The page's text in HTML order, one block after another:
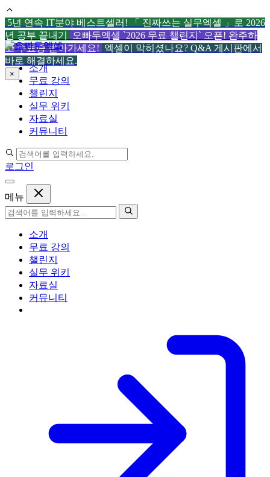
5년 연속 IT분야 베스트셀러! 「 진짜쓰는 실무엑셀 」로 2026
년 공부 끝내기
오빠두엑셀 `2026 무료 챌린지` 오픈! 완주하
고 수료증 받아가세요! 엑셀이 막히셨나요? Q&A 게시판에서
바로 해결하세요.
×
컨
텐
츠
로
소개
무료 강의
챌린지
실무 위키
자료실
커뮤니티
로그인
메뉴
소개
무료 강의
챌린지
실무 위키
자료실
커뮤니티